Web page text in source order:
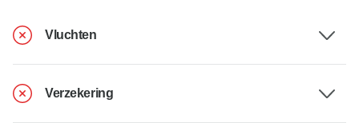
Vluchten
Verzekering